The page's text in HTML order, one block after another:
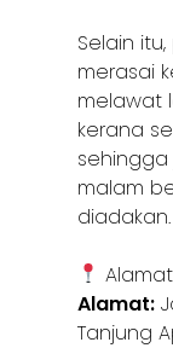
Selain
merasai
melawat
kerana
malam
diadakan.
Alamat
Alamat:
Tanjung